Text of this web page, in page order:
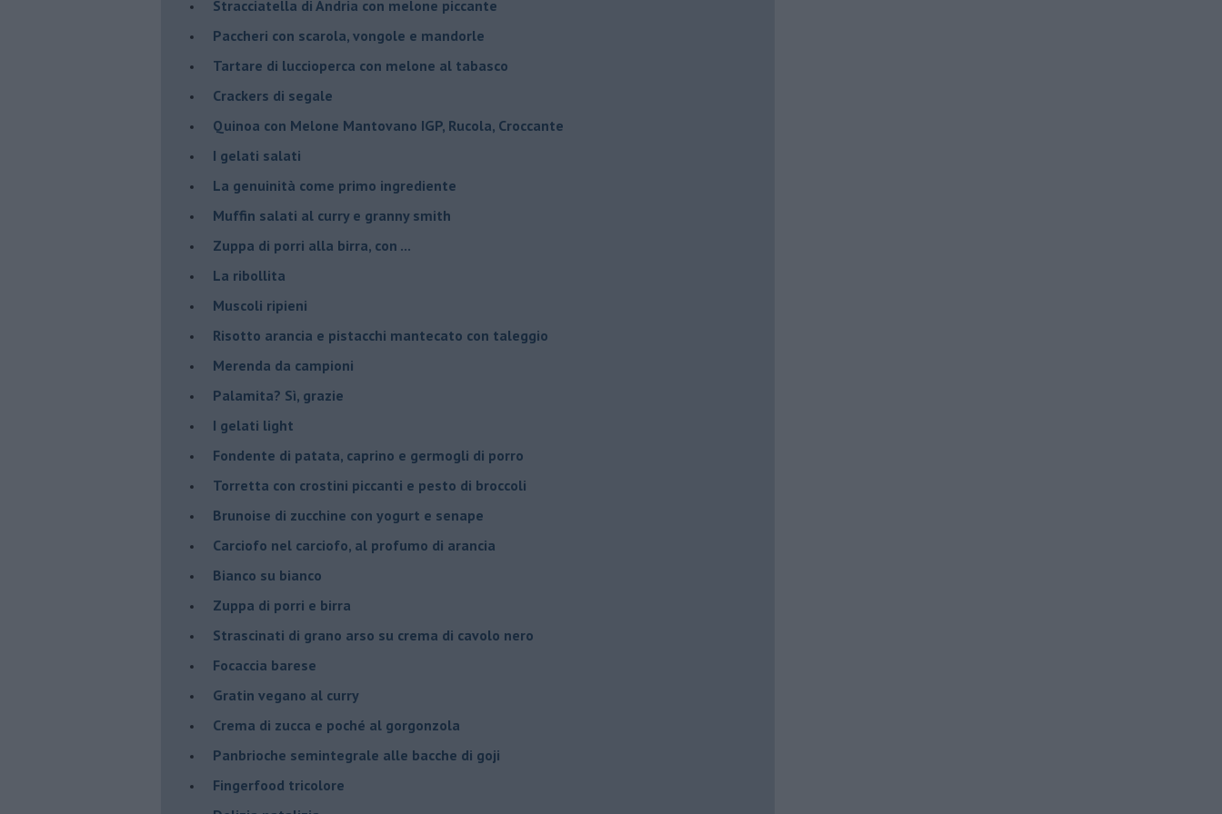
Stracciatella di Andria con melone piccante
Paccheri con scarola, vongole e mandorle
Tartare di luccioperca con melone al tabasco
Crackers di segale
Quinoa con Melone Mantovano IGP, Rucola, Croccante
I gelati salati
La genuinità come primo ingrediente
Muffin salati al curry e granny smith
Zuppa di porri alla birra, con ...
La ribollita
Muscoli ripieni
Risotto arancia e pistacchi mantecato con taleggio
Merenda da campioni
Palamita? Sì, grazie
I gelati light
Fondente di patata, caprino e germogli di porro
Torretta con crostini piccanti e pesto di broccoli
Brunoise di zucchine con yogurt e senape
Carciofo nel carciofo, al profumo di arancia
Bianco su bianco
Zuppa di porri e birra
Strascinati di grano arso su crema di cavolo nero
Focaccia barese
Gratin vegano al curry
Crema di zucca e poché al gorgonzola
Panbrioche semintegrale alle bacche di goji
Fingerfood tricolore